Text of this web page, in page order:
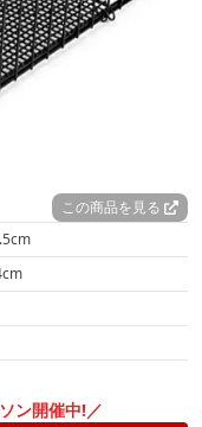
この商品を見る
ン開催中!／